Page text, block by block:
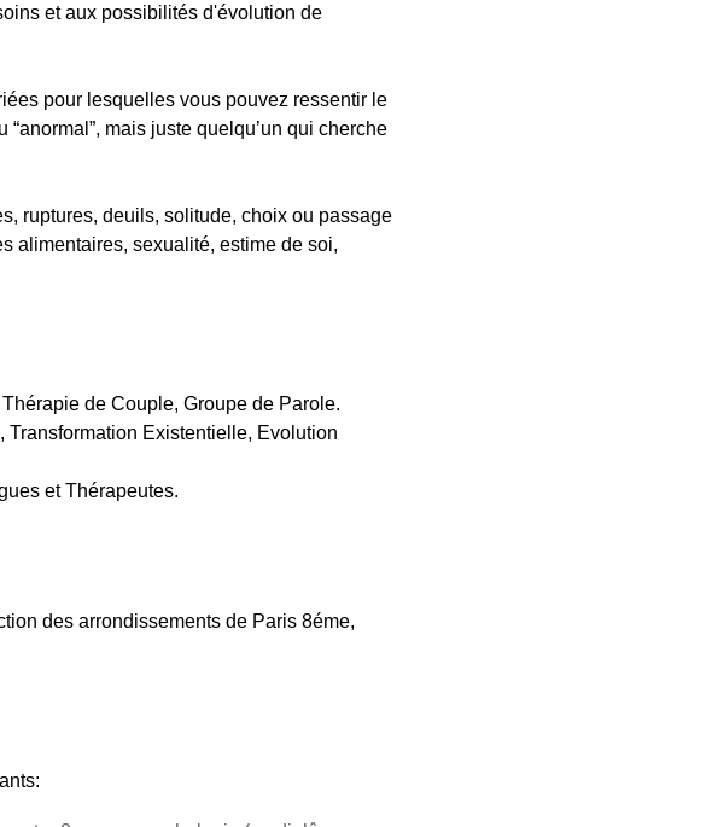
et aux possibilités d'évolution de
pour lesquelles vous pouvez ressentir le
mais juste quelqu’un qui cherche
ruptures, deuils, solitude, choix ou passage
alimentaires, sexualité, estime de soi,
de Couple, Groupe de Parole.
Existentielle, Evolution
et Thérapeutes.
des arrondissements de Paris 8éme,